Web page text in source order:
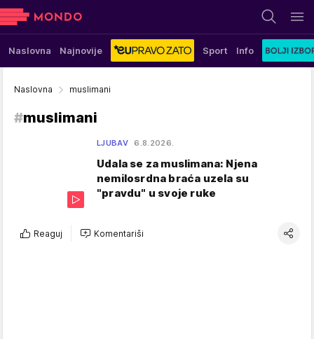
Naslovna Najnovije Sport Info
Naslovna muslimani
#muslimani
LJUBAV 6.8.2026.
Udala se za muslimana: Njena
nemilosrdna braća uzela su
"pravdu" u svoje ruke
Reaguj Komentariši